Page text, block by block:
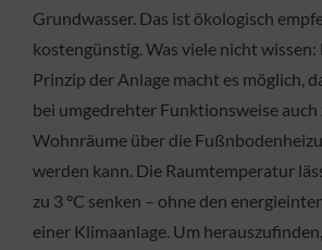
Grundwasser. Das ist ökologisch
kostengünstig. Was viele nicht wissen:
Prinzip der Anlage macht es möglich,
bei umgedrehter Funktionsweise
Wohnräume über die
werden kann. Die Raumtemperatur
zu 3 °C senken – ohne den
einer Klimaanlage. Um